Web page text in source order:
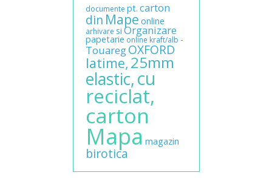
documente pt. carton
din Mape online
arhivare si Organizare
papetarie online kraft/alb -
TouaregOXFORD
latime, 25mm
elastic,cu
reciclat,
carton
Mapa magazin
birotica